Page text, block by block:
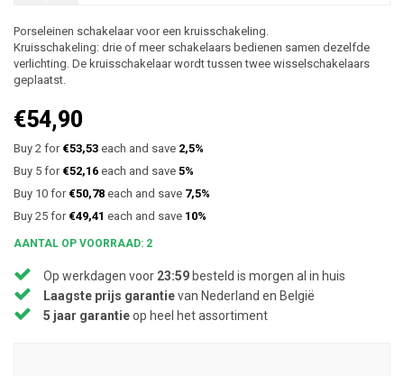
Porseleinen schakelaar voor een kruisschakeling.
Kruisschakeling: drie of meer schakelaars bedienen samen dezelfde
verlichting. De kruisschakelaar wordt tussen twee wisselschakelaars
geplaatst.
€54,90
Buy 2 for €53,53 each and save 2,5%
Buy 5 for €52,16 each and save 5%
Buy 10 for €50,78 each and save 7,5%
Buy 25 for €49,41 each and save 10%
AANTAL OP VOORRAAD: 2
Op werkdagen voor 23:59 besteld is morgen al in huis
Laagste prijs garantievan Nederland en België
5 jaar garantieop heel het assortiment